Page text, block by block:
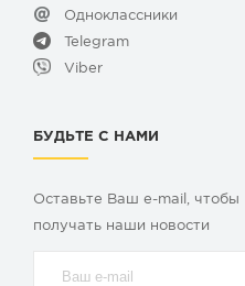
Одноклассники
Telegram
Viber
БУДЬТЕ С НАМИ
Оставьте Ваш e-mail, чтобы
получать наши новости